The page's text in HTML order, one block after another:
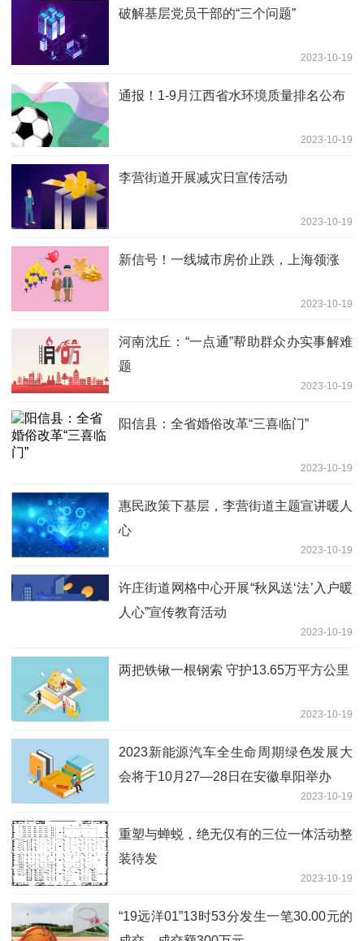
破解基层党员干部的“三个问题”
2023-10-19
通报！1-9月江西省水环境质量排名公布
2023-10-19
李营街道开展减灾日宣传活动
2023-10-19
新信号！一线城市房价止跌，上海领涨
2023-10-19
河南沈丘：“一点通”帮助群众办实事解难
题
2023-10-19
阳信县：全省婚俗改革“三喜临门”
2023-10-19
惠民政策下基层，李营街道主题宣讲暖人
心
2023-10-19
许庄街道网格中心开展“秋风送‘法’入户暖
人心”宣传教育活动
2023-10-19
两把铁锹一根钢索 守护13.65万平方公里
2023-10-19
2023新能源汽车全生命周期绿色发展大
会将于10月27—28日在安徽阜阳举办
2023-10-19
重塑与蝉蜕，绝无仅有的三位一体活动整
装待发
2023-10-19
“19远洋01”13时53分发生一笔30.00元的